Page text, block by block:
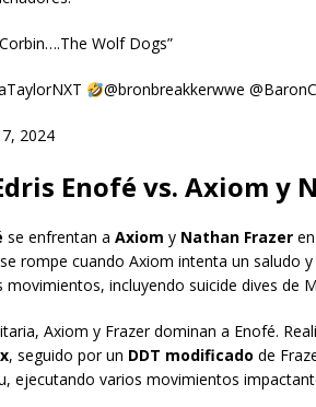
Wolf Dogs”
@bronbreakkerwwe
2024
Enofé vs. Axiom y
se enfrentan a Axiom y Nathan Frazeren
rompe cuando Axiom intenta un saludo
movimientos, incluyendo suicide dives de
Axiom y Frazer dominan a Enofé.
, seguido por un DDT modificado de
ejecutando varios movimientos